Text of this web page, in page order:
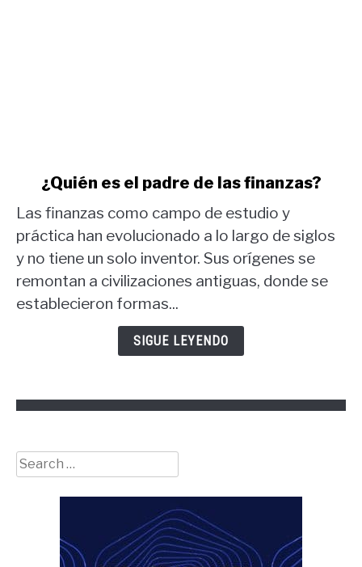
¿Quién
es
el
las
¿Quién es el padre de las finanzas?
Las finanzas como campo de estudio y
práctica han evolucionado a lo largo de siglos
y no tiene un solo inventor. Sus orígenes se
remontan a civilizaciones antiguas, donde se
establecieron formas...
SIGUE LEYENDO
Search
for: